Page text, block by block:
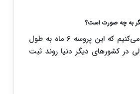
به چه صورت است؟
ما بر اساس تکلیف ماده ۳ برنامه پنجم توسعه که برعهده ما قرار داده است عمل می‌کنیم که این پروسه ۶ ماه به طول
در کشورهای دیگر دنیا روند ثبت‌